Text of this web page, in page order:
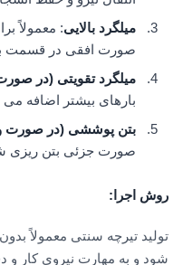
میلگرد بالایی: معمولاً
صورت افقی در قسمت
میلگرد تقویتی (در
بارهای بیشتر اضافه
بتن پوششی (در صورت
صورت جزئی بتن ریزی
روش اجرا :
تولید تیرچه سنتی معمولاً
شود و به مهارت نیروی کار و